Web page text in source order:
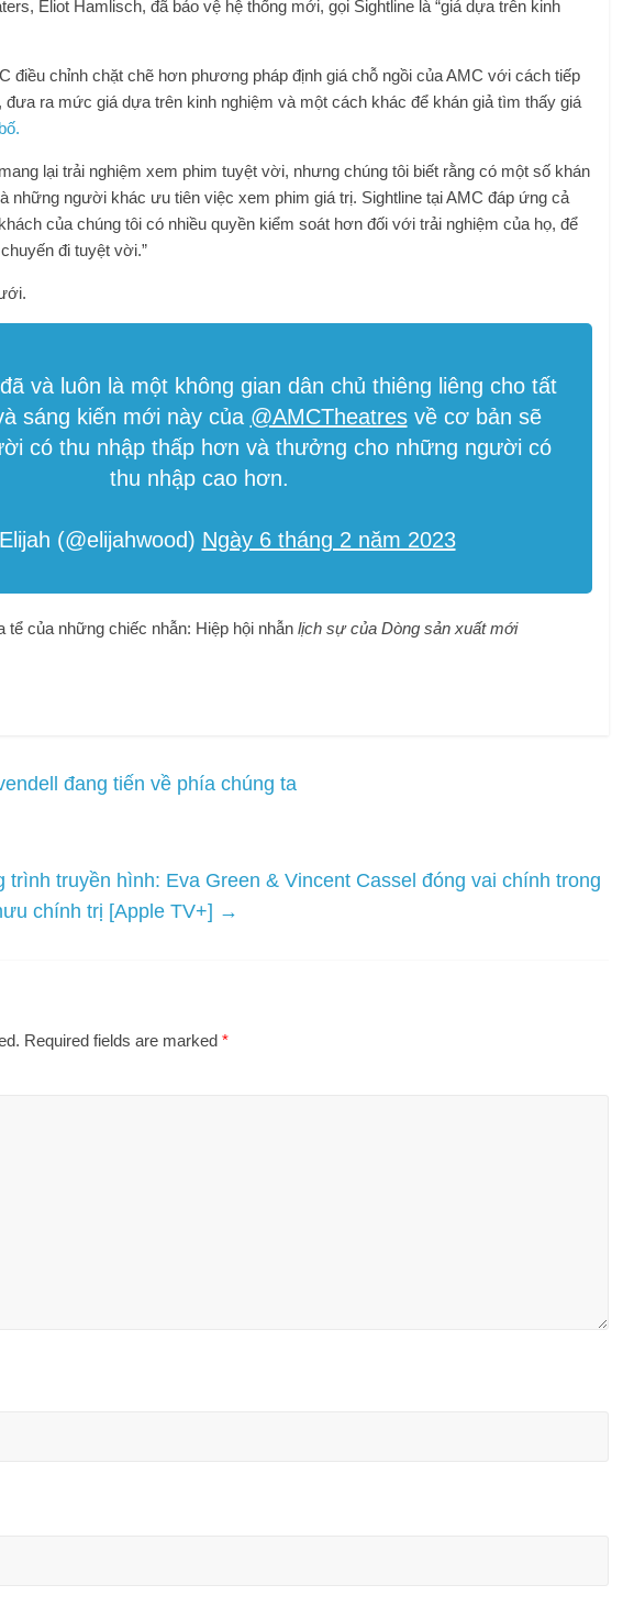
Eliot Hamlisch, đã bảo vệ hệ thống mới, gọi Sightline là “giá dựa trên kinh
điều chỉnh chặt chẽ hơn phương pháp định giá chỗ ngồi của AMC với cách tiếp
đưa ra mức giá dựa trên kinh nghiệm và một cách khác để khán giả tìm thấy giá
lại trải nghiệm xem phim tuyệt vời, nhưng chúng tôi biết rằng có một số khán
những người khác ưu tiên việc xem phim giá trị. Sightline tại AMC đáp ứng cả
của chúng tôi có nhiều quyền kiểm soát hơn đối với trải nghiệm của họ, để
đi tuyệt vời.”
và luôn là một không gian dân chủ thiêng liêng cho tất
sáng kiến ​​mới này của @AMCTheatresvề cơ bản sẽ
có thu nhập thấp hơn và thưởng cho những người có
thu nhập cao hơn.
(@elijahwood) Ngày 6 tháng 2 năm 2023
tể của những chiếc nhẫn: Hiệp hội nhẫn lịch sự của Dòng sản xuất mới
đang tiến về phía chúng ta
truyền hình: Eva Green & Vincent Cassel đóng vai chính trong
chính trị [Apple TV+] →
Required fields are marked *